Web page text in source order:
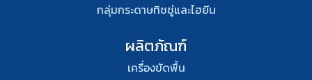
กลุ่มกระดาษทิชชู่และไฮยีน
ผลิตภัณฑ์
เครื่องขัดพื้น